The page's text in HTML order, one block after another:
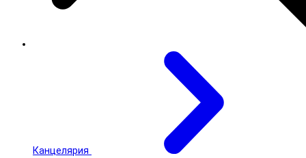
Канцелярия